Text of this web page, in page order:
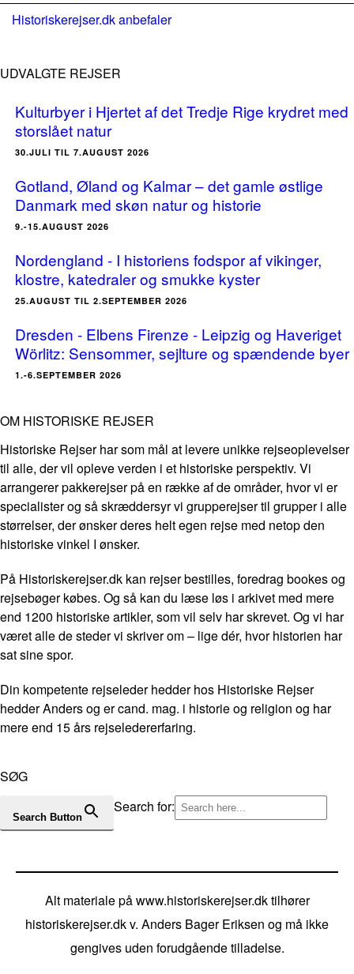
Historiskerejser.dk anbefaler
UDVALGTE REJSER
Kulturbyer i Hjertet af det Tredje Rige krydret med
storslået natur
30.JULI TIL 7.AUGUST 2026
Gotland, Øland og Kalmar – det gamle østlige
Danmark med skøn natur og historie
9.-15.AUGUST 2026
Nordengland - I historiens fodspor af vikinger,
klostre, katedraler og smukke kyster
25.AUGUST TIL 2.SEPTEMBER 2026
Dresden - Elbens Firenze - Leipzig og Haveriget
Wörlitz: Sensommer, sejlture og spændende byer
1.-6.SEPTEMBER 2026
OM HISTORISKE REJSER
Historiske Rejser har som mål at levere unikke rejseoplevelser
til alle, der vil opleve verden i et historiske perspektiv. Vi
arrangerer pakkerejser på en række af de områder, hvor vi er
specialister og så skræddersyr vi grupperejser til grupper i alle
størrelser, der ønsker deres helt egen rejse med netop den
historiske vinkel I ønsker.
På Historiskerejser.dk kan rejser bestilles, foredrag bookes og
rejsebøger købes. Og så kan du læse løs i arkivet med mere
end 1200 historiske artikler, som vil selv har skrevet. Og vi har
været alle de steder vi skriver om – lige dér, hvor historien har
sat sine spor.
Din kompetente rejseleder hedder hos Historiske Rejser
hedder Anders og er cand. mag. i historie og religion og har
mere end 15 års rejseledererfaring.
SØG
Search for:
Search Button
Alt materiale på www.historiskerejser.dk tilhører
historiskerejser.dk v. Anders Bager Eriksen og må ikke
gengives uden forudgående tilladelse.